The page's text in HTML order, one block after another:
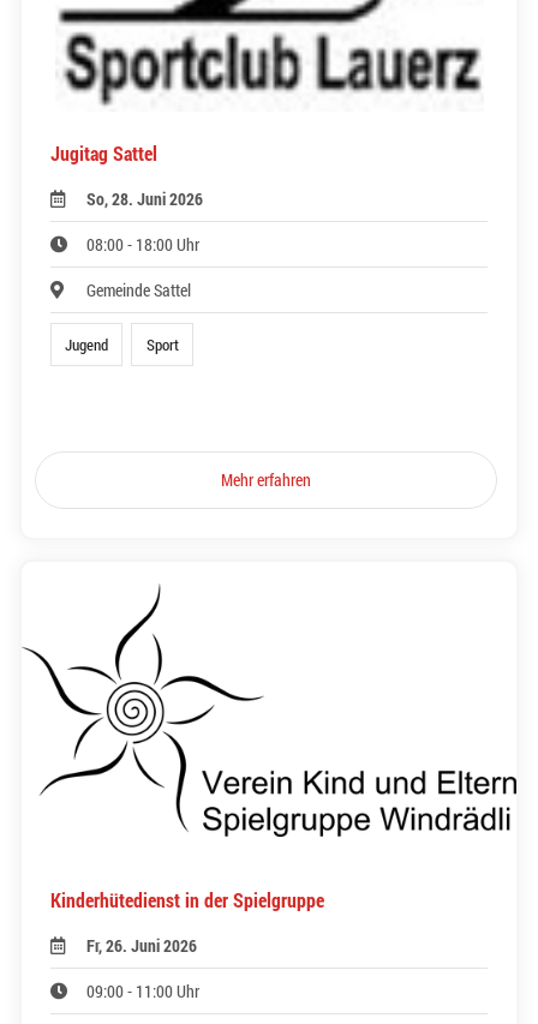
Jugitag Sattel
So, 28. Juni 2026
08:00 - 18:00 Uhr
Gemeinde Sattel
Jugend Sport
Mehr erfahren
Kinderhütedienst in der Spielgruppe
Fr, 26. Juni 2026
09:00 - 11:00 Uhr